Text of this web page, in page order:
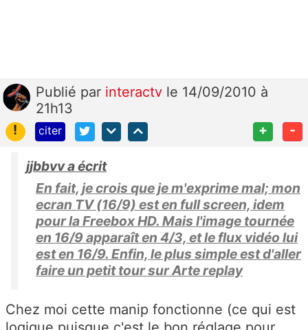
Publié par interactv le 14/09/2010 à
21h13
!
citer + -
jjbbvv a écrit
En fait, je crois que je m'exprime mal; mon
ecran TV (16/9) est en full screen, idem
pour la Freebox HD. Mais l'image tournée
en 16/9 apparaît en 4/3, et le flux vidéo lui
est en 16/9. Enfin, le plus simple est d'aller
faire un petit tour sur Arte replay
Chez moi cette manip fonctionne (ce qui est